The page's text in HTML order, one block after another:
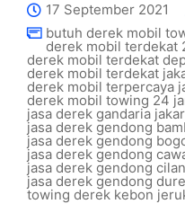
17 September 2021
butuh derek mobil
derek mobil terdekat
derek mobil terdekat
derek mobil terdekat
derek mobil terpercaya
derek mobil towing 24
jasa derek gandaria
jasa derek gendong
jasa derek gendong
jasa derek gendong
jasa derek gendong
jasa derek gendong
towing derek kebon